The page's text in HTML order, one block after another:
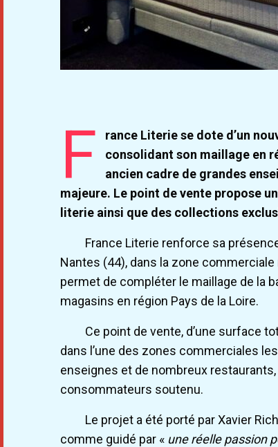
F
rance Literie se dote d’un
consolidant son maillage en
ancien cadre de grandes
majeure. Le point de vente propose
literie ainsi que des collections
France Literie renforce sa
Nantes (44), dans la zone
permet de compléter le maillage de la
magasins en région Pays de la Loire.
Ce point de vente, d’une surface
dans l’une des zones commerciales
enseignes et de nombreux
consommateurs soutenu.
Le projet a été porté par Xavier
comme guidé par « une réelle passion